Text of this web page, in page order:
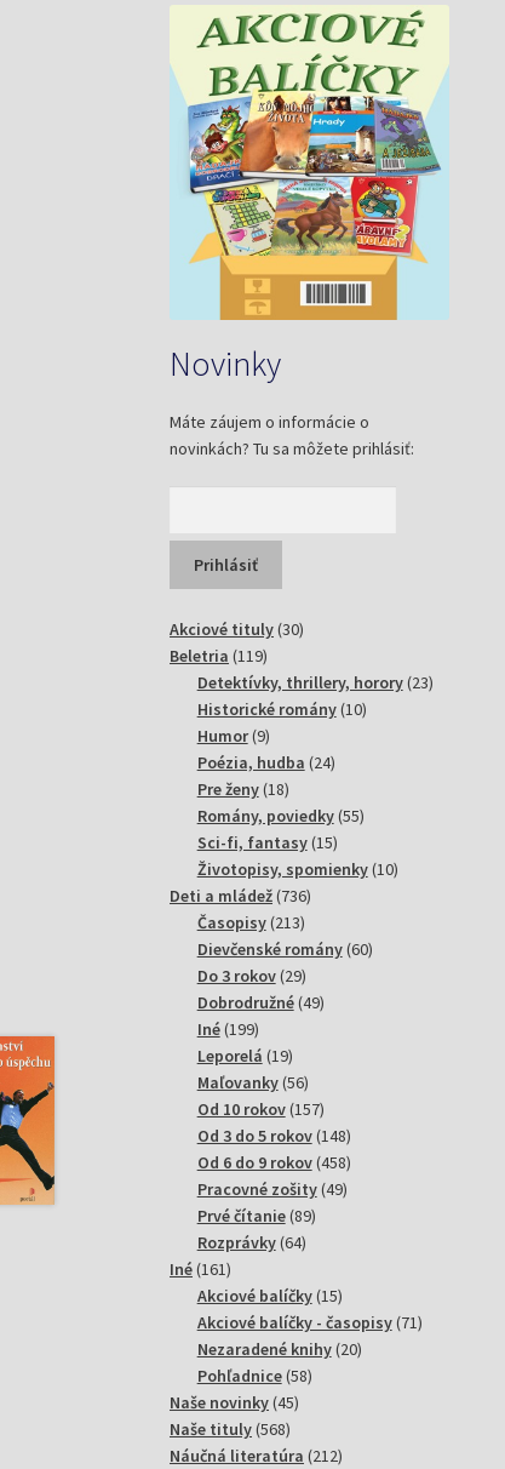
Novinky
Máte záujem o informácie o
novinkách? Tu sa môžete prihlásiť:
Akciové tituly 3030
Beletria 119119
produktov
Detektívky, thrillery, horory 2323
Historické romány 1010
Humor 99
produktov
Poézia, hudba 2424
Pre ženy 1818
produktov
Romány, poviedky 5555
Sci-fi, fantasy 1515
produktov
Životopisy, spomienky 1010
Deti a mládež 736736
Časopisy 213213
produktov
Dievčenské romány 6060
Do 3 rokov 2929
produktov
Dobrodružné 4949
Iné 199199
produktov
Leporelá 1919
produktov
Maľovanky 5656
produktov
Od 10 rokov 157157
produktov
Od 3 do 5 rokov 148148
produktov
Od 6 do 9 rokov 458458
produktov
Pracovné zošity 4949
Prvé čítanie 8989
Rozprávky 6464
Iné 161161
produktov
Akciové balíčky 1515
produktov
Akciové balíčky - časopisy 7171
Nezaradené knihy 2020
Pohľadnice 5858
Naše novinky 4545
Naše tituly 568568
produktov
Náučná literatúra 212212